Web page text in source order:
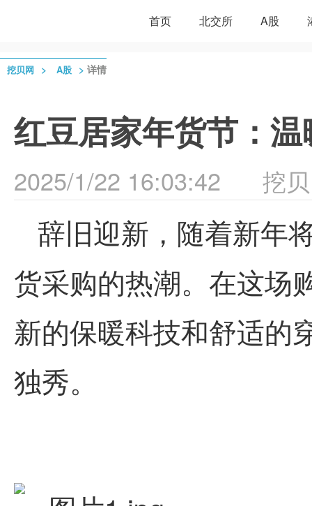
首页 北交所 A股
挖贝网 > A股 > 详情
红豆居家年货节：
2025/1/22 16:03:42 挖
辞旧迎新，随着新年
货采购的热潮。在这场
新的保暖科技和舒适的
独秀。